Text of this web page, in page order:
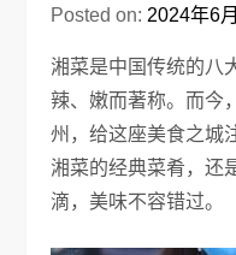
Posted on: 2024年6
湘菜是中国传统的八
辣、嫩而著称。而今
州，给这座美食之城
湘菜的经典菜肴，还
滴，美味不容错过。